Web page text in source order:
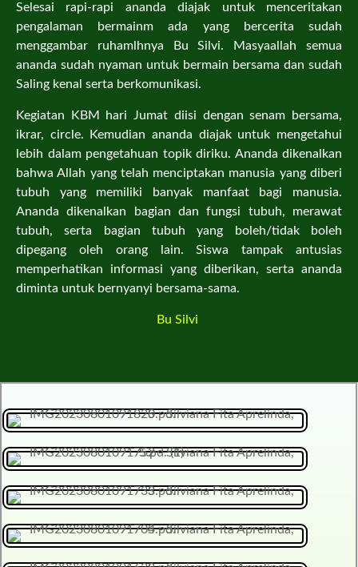
Selesai rapi-rapi ananda diajak untuk menceritakan
pengalaman bermainm ada yang bercerita sudah
menggambar ruhamlhnya Bu Silvi. Masyaallah semua
ananda sudah nyaman untuk bermain bersama dan sudah
Saling kenal serta berkomunikasi.
Kegiatan KBM hari Jumat diisi dengan senam bersama,
ikrar, circle. Kemudian ananda diajak untuk mengetahui
lebih dalam pengetahuan topik diriku. Ananda dikenalkan
bahwa Allah yang telah menciptakan manusia yang diberi
tubuh yang memiliki banyak manfaat bagi manusia.
Ananda dikenalkan bagian dan fungsi tubuh, merawat
tubuh, serta bagian tubuh yang boleh/tidak boleh
dipegang oleh orang lain. Siswa tampak antusias
memperhatikan informasi yang diberikan, serta ananda
diminta untuk bernyanyi bersama-sama.
Bu Silvi